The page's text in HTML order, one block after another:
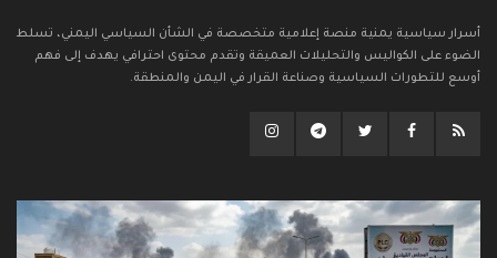
أسرار سياسية يمنية منصة إعلامية متخصصة في الشأن السياسي اليمني، تسلط
الضوء على الكواليس والتحليلات العميقة وتقدم محتوى احترافي يهدف إلى فهم
أوسع للتطورات السياسية وصناعة القرار في اليمن والمنطقة.